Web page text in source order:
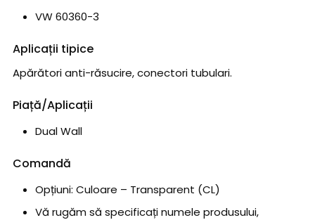
VW 60360-3
Aplicații tipice
Apărători anti-răsucire, conectori tubulari.
Piață/Aplicații
Dual Wall
Comandă
Opțiuni: Culoare – Transparent (CL)
Vă rugăm să specificați numele produsului,